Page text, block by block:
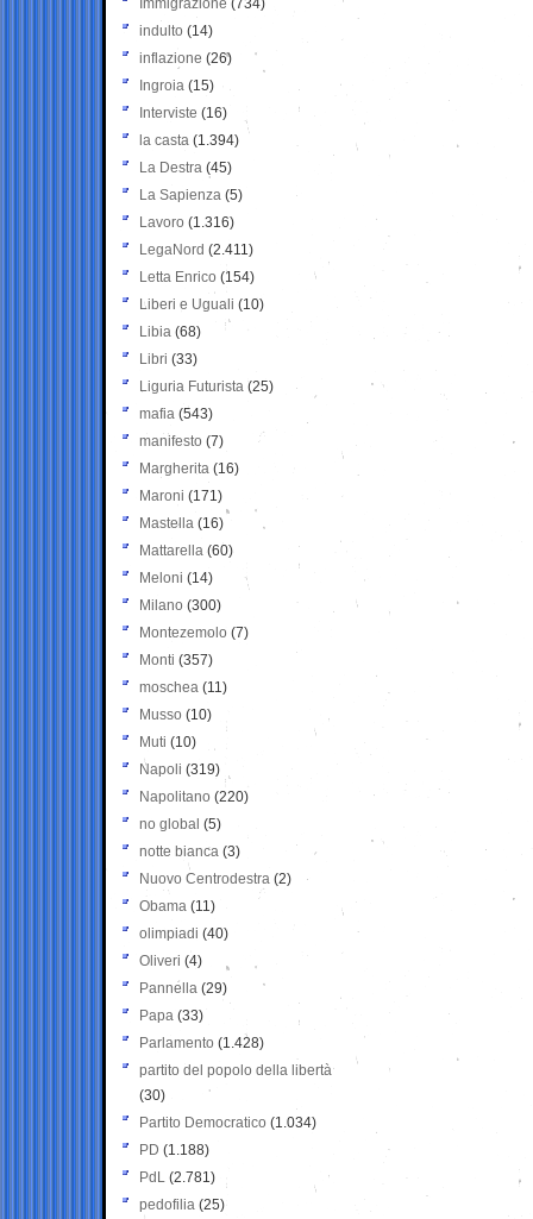
Immigrazione (734)
indulto (14)
inflazione (26)
Ingroia (15)
Interviste (16)
la casta (1.394)
La Destra (45)
La Sapienza (5)
Lavoro (1.316)
LegaNord (2.411)
Letta Enrico (154)
Liberi e Uguali (10)
Libia (68)
Libri (33)
Liguria Futurista (25)
mafia (543)
manifesto (7)
Margherita (16)
Maroni (171)
Mastella (16)
Mattarella (60)
Meloni (14)
Milano (300)
Montezemolo (7)
Monti (357)
moschea (11)
Musso (10)
Muti (10)
Napoli (319)
Napolitano (220)
no global (5)
notte bianca (3)
Nuovo Centrodestra (2)
Obama (11)
olimpiadi (40)
Oliveri (4)
Pannella (29)
Papa (33)
Parlamento (1.428)
partito del popolo della libertà
(30)
Partito Democratico (1.034)
PD (1.188)
PdL (2.781)
pedofilia (25)